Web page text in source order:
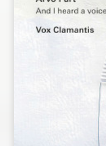
Grammophon